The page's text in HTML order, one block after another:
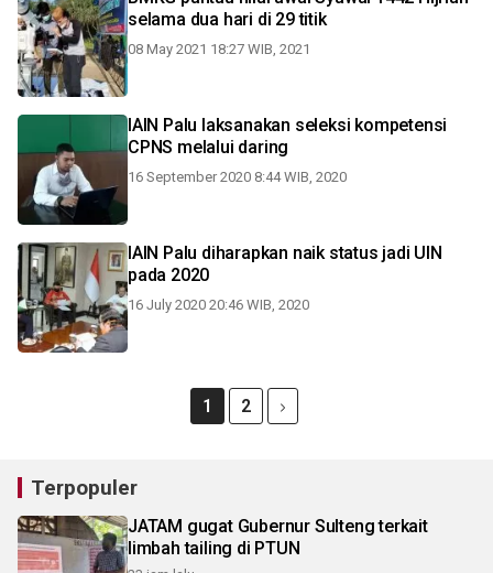
selama dua hari di 29 titik
08 May 2021 18:27 WIB, 2021
IAIN Palu laksanakan seleksi kompetensi
CPNS melalui daring
16 September 2020 8:44 WIB, 2020
IAIN Palu diharapkan naik status jadi UIN
pada 2020
16 July 2020 20:46 WIB, 2020
1 2
Terpopuler
JATAM gugat Gubernur Sulteng terkait
limbah tailing di PTUN